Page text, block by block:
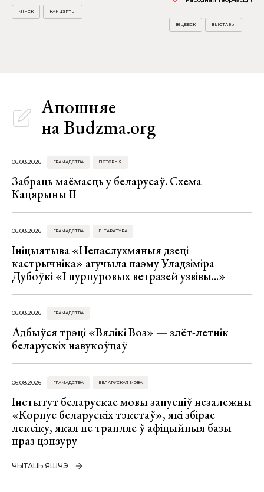
МІНСК КАНЦЭРТЫ
ВІЦЕБСК ВЫСТАВЫ
Апошняе
на Budzma.org
06.08.2026 ГРАМАДСТВА ГІСТОРЫЯ
Забраць маёмасць у беларусаў. Схема
Кацярыны ІІ
06.08.2026 ГРАМАДСТВА ЛІТАРАТУРА
Ініцыятыва «Непаслухмяныя дзеці
кастрычніка» агучыла паэму Уладзіміра
Дубоўкі «І пурпуровых ветразей узвівы...»
06.08.2026 ГРАМАДСТВА
Адбыўся трэці «Вялікі Воз» — злёт-летнік
беларускіх навукоўцаў
06.08.2026 ГРАМАДСТВА БЕЛАРУСКАЯ МОВА
Інстытут беларускае мовы запусціў незалежны
«Корпус беларускіх тэкстаў», які збірае
лексіку, якая не трапляе ў афіцыйныя базы
праз цэнзуру
ЧЫТАЦЬ ЯШЧЭ